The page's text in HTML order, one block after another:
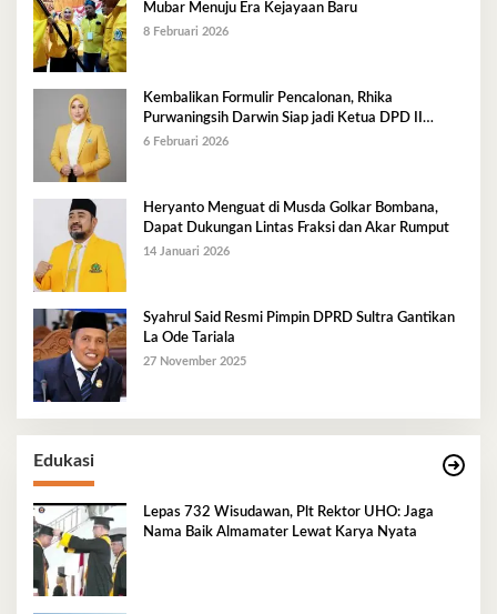
Mubar Menuju Era Kejayaan Baru
8 Februari 2026
Kembalikan Formulir Pencalonan, Rhika
Purwaningsih Darwin Siap jadi Ketua DPD II
Golkar Mubar
6 Februari 2026
Heryanto Menguat di Musda Golkar Bombana,
Dapat Dukungan Lintas Fraksi dan Akar Rumput
14 Januari 2026
Syahrul Said Resmi Pimpin DPRD Sultra Gantikan
La Ode Tariala
27 November 2025
Edukasi
Lepas 732 Wisudawan, Plt Rektor UHO: Jaga
Nama Baik Almamater Lewat Karya Nyata